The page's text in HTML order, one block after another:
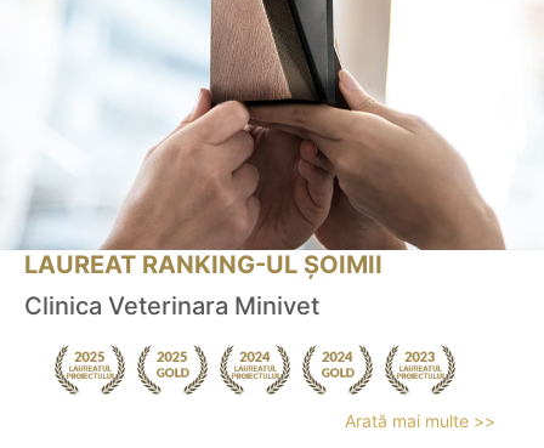
LAUREAT RANKING-UL ȘOIMII
Clinica Veterinara Minivet
Arată mai multe >>